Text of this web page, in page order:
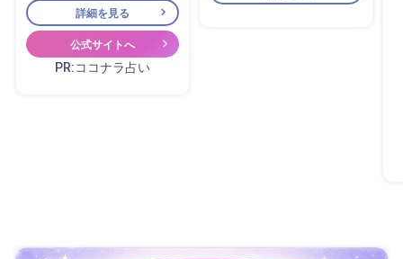
詳細を見る
公式サイトへ
PR:ココナラ占い